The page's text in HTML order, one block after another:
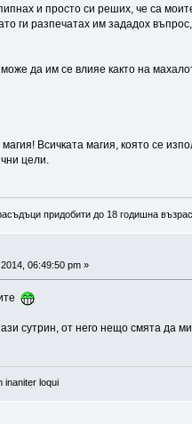
и просто си реших, че са
ги разпечатах им зададох
да им се влияе както на
Всичката магия, която се
цели.
придобити до 18 годишна
06:49:50 pm »
сутрин, от него нещо смята да
inaniter loqui